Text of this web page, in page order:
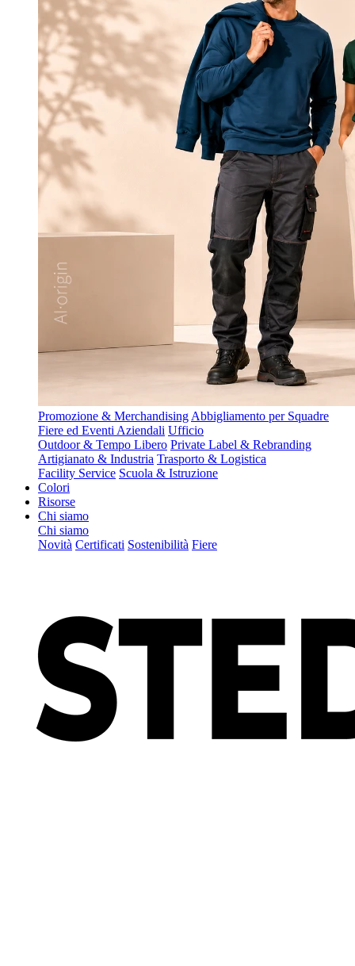
Promozione & Merchandising Abbigliamento per Squadre
Fiere ed Eventi Aziendali Ufficio
Outdoor & Tempo Libero Private Label & Rebranding
Artigianato & Industria Trasporto & Logistica
Facility Service Scuola & Istruzione
Colori
Risorse
Chi siamo
Chi siamo
Novità Certificati Sostenibilità Fiere